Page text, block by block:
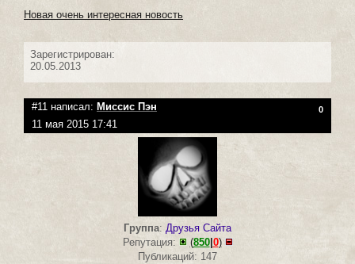
Новая очень интересная новость
Зарегистрирован:
20.05.2013
#11 написал: Миссис Пэн 0
11 мая 2015 17:41
Группа: Друзья Сайта
Репутация:
(850| 0)
Публикаций: 147